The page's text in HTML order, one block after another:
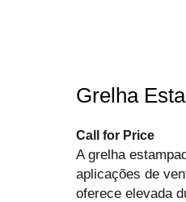
Grelha
Call for Price
A grelha
aplicações de
oferece elevada